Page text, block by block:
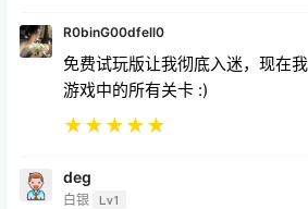
R0binG00dfell0
免费试玩版让我彻底入迷，现在
游戏中的所有关卡 :)
★★★★★
deg
白银 Lv1